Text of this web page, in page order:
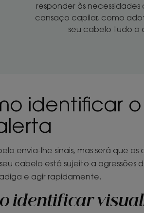
responder às
cansaço capilar, como
seu cabelo tudo o
identificar
envia-lhe sinais, mas será que
cabelo está sujeito a
e agir rapidamente.
identificar